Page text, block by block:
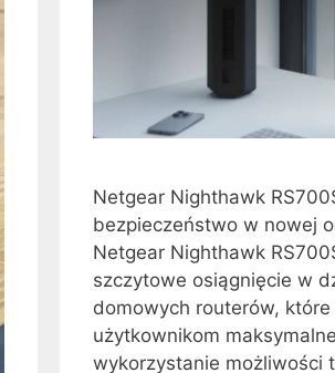
Netgear Nighthawk
bezpieczeństwo w nowej
Netgear Nighthawk
szczytowe osiągnięcie w
domowych routerów,
użytkownikom maksymalne
wykorzystanie możliwości